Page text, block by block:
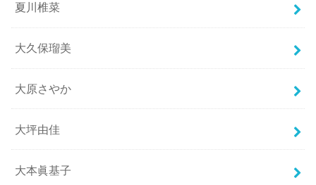
夏川椎菜
大久保瑠美
大原さやか
大坪由佳
大本眞基子